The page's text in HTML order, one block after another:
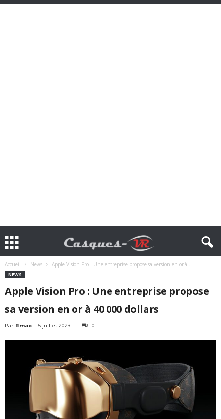
Accueil News Apple Vision Pro : Une entreprise propose sa version en or à...
NEWS
Apple Vision Pro : Une entreprise propose
sa version en or à 40 000 dollars
Par Rmax - 5 juillet 2023 0